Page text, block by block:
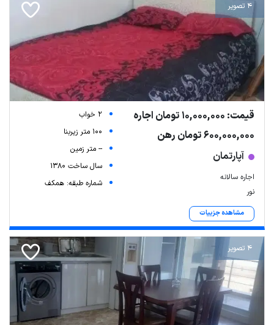
4 تصویر
قیمت: 10,000,000 تومان اجاره
600,000,000 تومان رهن
آپارتمان
اجاره سالانه
نور
مشاهده جزییات
2 خواب
100 متر زیربنا
-- متر زمین
سال ساخت 1380
شماره طبقه: همکف
4 تصویر